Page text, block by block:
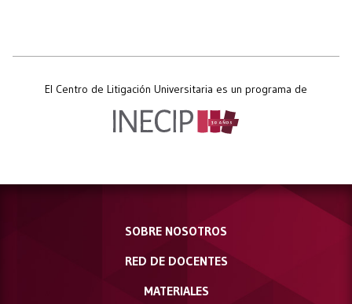
El Centro de Litigación Universitaria es un programa de
SOBRE NOSOTROS
RED DE DOCENTES
MATERIALES